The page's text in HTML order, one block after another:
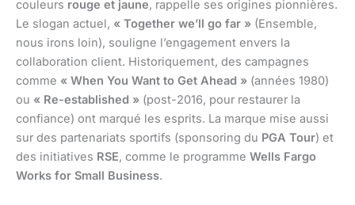
couleurs rouge et jaune, rappelle ses origines pionnières.
Le slogan actuel, « Together we’ll go far » (Ensemble,
nous irons loin), souligne l’engagement envers la
collaboration client. Historiquement, des campagnes
comme « When You Want to Get Ahead » (années 1980)
ou « Re-established » (post-2016, pour restaurer la
confiance) ont marqué les esprits. La marque mise aussi
sur des partenariats sportifs (sponsoring du PGA Tour) et
des initiatives RSE, comme le programme Wells Fargo
Works for Small Business.